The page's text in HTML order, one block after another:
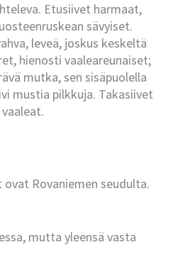
Etusiivet harmaat,
sävyiset.
leveä, joskus keskeltä
hienosti vaaleareunaiset;
mutka, sen sisäpuolella
mustia pilkkuja. Takasiivet
Rovaniemen seudulta.
mutta yleensä vasta